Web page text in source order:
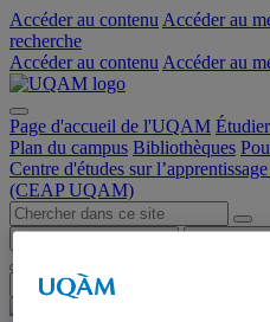
Accéder au contenu Accéder au
recherche
Accéder au contenu Accéder au
Page d'accueil de l'UQAM
Plan du campus Bibliothèques
Centre d'études sur
(CEAP UQAM)